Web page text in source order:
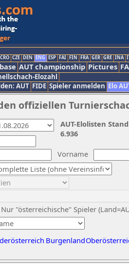
CRO CZE DEN ENG ESP FAI FIN FRA GER GRE INA
AUT championship Pictures
Elozahl
AUT FIDE Spieler anmelden Elo
offiziellen
Vorname
Nur "österreichische" Spieler
Burgenland
AUT-Elolisten
6.936